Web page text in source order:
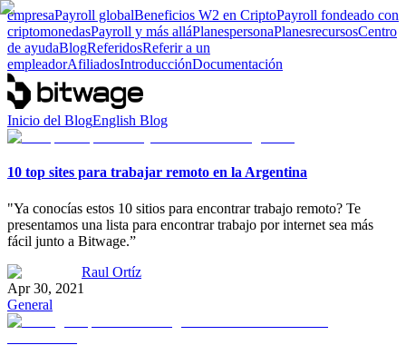
empresaPayroll globalBeneficios W2 en CriptoPayroll fondeado con
criptomonedasPayroll y más alláPlanespersonaPlanesrecursosCentro
de ayudaBlogReferidosReferir a un
empleadorAfiliadosIntroducciónDocumentación
Inicio del BlogEnglish Blog
10 top sites para trabajar remoto en la Argentina
"Ya conocías estos 10 sitios para encontrar trabajo remoto? Te
presentamos una lista para encontrar trabajo por internet sea más
fácil junto a Bitwage.”
Raul Ortíz
Apr 30, 2021
General